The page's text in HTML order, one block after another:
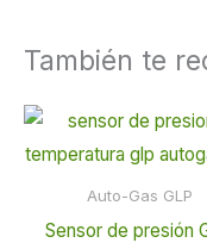
También te
Auto-Gas GLP
Sensor de presión